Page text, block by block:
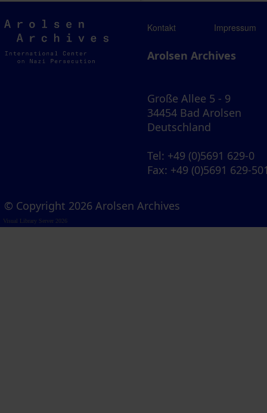
Arolsen
Archives
Kontakt Impressum
Arolsen Archives
Große Allee 5 - 9
34454 Bad Arolsen
Deutschland
Tel: +49 (0)5691 629-0
Fax: +49 (0)5691 629-
© Copyright 2026 Arolsen Archives
Visual Library Server 2026